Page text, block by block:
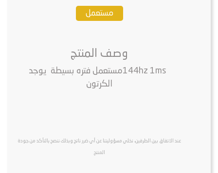
مستعمل
وصف المنتج
144hz ‎1ms ‎ ‎مستعمل ‏فتره ‏بسيطة ‏ ‏يوجد
‏الكرتون
عند الاتفاق بين الطرفين، نخلي مسؤوليتنا عن أي ضرر ناتج وبذلك ننصح بالتأكد من جودة
المنتج